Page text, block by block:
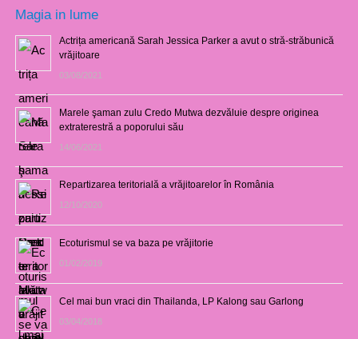
Magia in lume
Actrița americană Sarah Jessica Parker a avut o stră-străbunică
vrăjitoare
03/08/2021
Marele şaman zulu Credo Mutwa dezvăluie despre originea
extraterestră a poporului său
14/06/2021
Repartizarea teritorială a vrăjitoarelor în România
12/10/2020
Ecoturismul se va baza pe vrăjitorie
01/02/2019
Cel mai bun vraci din Thailanda, LP Kalong sau Garlong
03/04/2018